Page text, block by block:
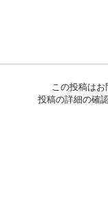
この投稿はお
投稿の詳細の確